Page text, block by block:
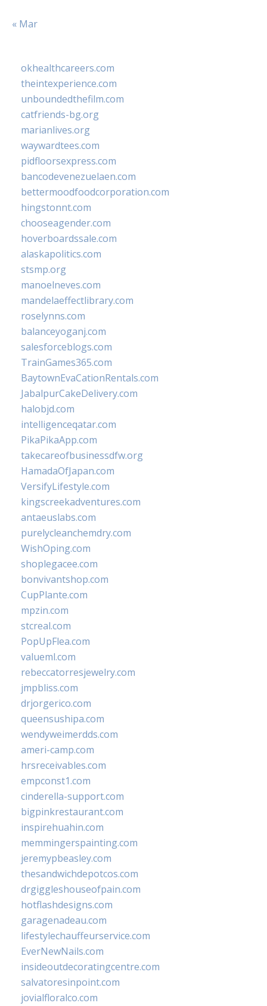
« Mar
okhealthcareers.com
theintexperience.com
unboundedthefilm.com
catfriends-bg.org
marianlives.org
waywardtees.com
pidfloorsexpress.com
bancodevenezuelaen.com
bettermoodfoodcorporation.com
hingstonnt.com
chooseagender.com
hoverboardssale.com
alaskapolitics.com
stsmp.org
manoelneves.com
mandelaeffectlibrary.com
roselynns.com
balanceyoganj.com
salesforceblogs.com
TrainGames365.com
BaytownEvaCationRentals.com
JabalpurCakeDelivery.com
halobjd.com
intelligenceqatar.com
PikaPikaApp.com
takecareofbusinessdfw.org
HamadaOfJapan.com
VersifyLifestyle.com
kingscreekadventures.com
antaeuslabs.com
purelycleanchemdry.com
WishOping.com
shoplegacee.com
bonvivantshop.com
CupPlante.com
mpzin.com
stcreal.com
PopUpFlea.com
valueml.com
rebeccatorresjewelry.com
jmpbliss.com
drjorgerico.com
queensushipa.com
wendyweimerdds.com
ameri-camp.com
hrsreceivables.com
empconst1.com
cinderella-support.com
bigpinkrestaurant.com
inspirehuahin.com
memmingerspainting.com
jeremypbeasley.com
thesandwichdepotcos.com
drgiggleshouseofpain.com
hotflashdesigns.com
garagenadeau.com
lifestylechauffeurservice.com
EverNewNails.com
insideoutdecoratingcentre.com
salvatoresinpoint.com
jovialfloralco.com